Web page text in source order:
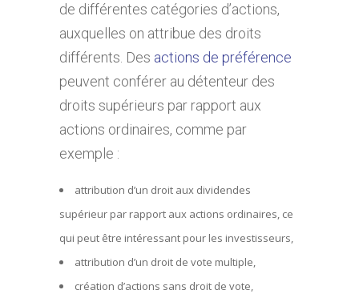
de différentes catégories d’actions,
auxquelles on attribue des droits
différents. Des actions de préférence
peuvent conférer au détenteur des
droits supérieurs par rapport aux
actions ordinaires, comme par
exemple :
attribution d’un droit aux dividendes
supérieur par rapport aux actions ordinaires, ce
qui peut être intéressant pour les investisseurs,
attribution d’un droit de vote multiple,
création d’actions sans droit de vote,